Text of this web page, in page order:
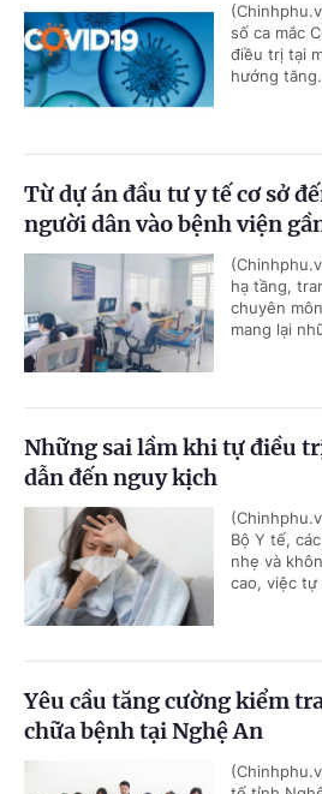
số ca mắc
điều trị tại
hướng
Từ dự án đầu tư y tế cơ sở
người dân vào bệnh viện
hạ tầng,
chuyên
mang lại
Những sai lầm khi tự điều
dẫn đến nguy kịch
Bộ Y tế,
nhẹ và
cao, việc tự
Yêu cầu tăng cường kiểm
chữa bệnh tại Nghệ An